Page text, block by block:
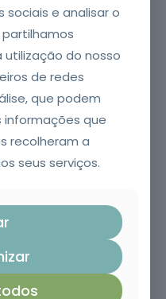
sociais e analisar o
do nosso
de redes
que podem
que
recolheram a
seus serviços.